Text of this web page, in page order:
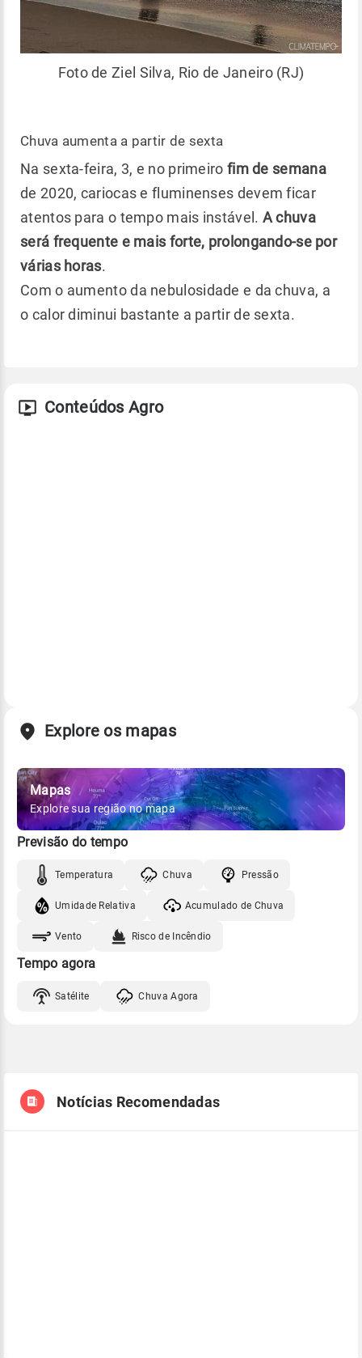
Foto de Ziel Silva, Rio de Janeiro (RJ)
Chuva aumenta a partir de sexta
Na sexta-feira, 3, e no primeiro fim de semana
de 2020, cariocas e fluminenses devem ficar
atentos para o tempo mais instável. A chuva
será frequente e mais forte, prolongando-se por
várias horas.
Com o aumento da nebulosidade e da chuva, a
o calor diminui bastante a partir de sexta.
Conteúdos Agro
Explore os mapas
Mapas
Explore sua região no mapa
Previsão do tempo
Temperatura Chuva Pressão
Umidade Relativa Acumulado de Chuva
Vento Risco de Incêndio
Tempo agora
Satélite Chuva Agora
Notícias Recomendadas